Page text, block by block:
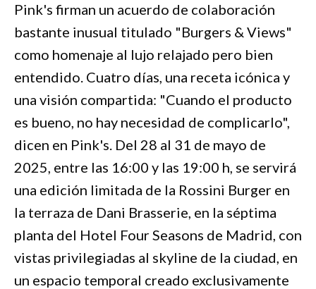
Pink's firman un acuerdo de colaboración
bastante inusual titulado "Burgers & Views"
como homenaje al lujo relajado pero bien
entendido. Cuatro días, una receta icónica y
una visión compartida: "Cuando el producto
es bueno, no hay necesidad de complicarlo",
dicen en Pink's. Del 28 al 31 de mayo de
2025, entre las 16:00 y las 19:00 h, se servirá
una edición limitada de la Rossini Burger en
la terraza de Dani Brasserie, en la séptima
planta del Hotel Four Seasons de Madrid, con
vistas privilegiadas al skyline de la ciudad, en
un espacio temporal creado exclusivamente